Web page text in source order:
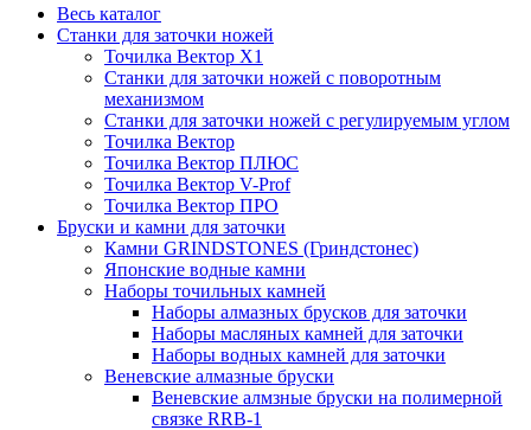
Весь каталог
Станки для заточки ножей
Точилка Вектор X1
Станки для заточки ножей с поворотным
механизмом
Станки для заточки ножей с регулируемым углом
Точилка Вектор
Точилка Вектор ПЛЮС
Точилка Вектор V-Prof
Точилка Вектор ПРО
Бруски и камни для заточки
Камни GRINDSTONES (Гриндстонес)
Японские водные камни
Наборы точильных камней
Наборы алмазных брусков для заточки
Наборы масляных камней для заточки
Наборы водных камней для заточки
Веневские алмазные бруски
Веневские алмзные бруски на полимерной
связке RRB-1